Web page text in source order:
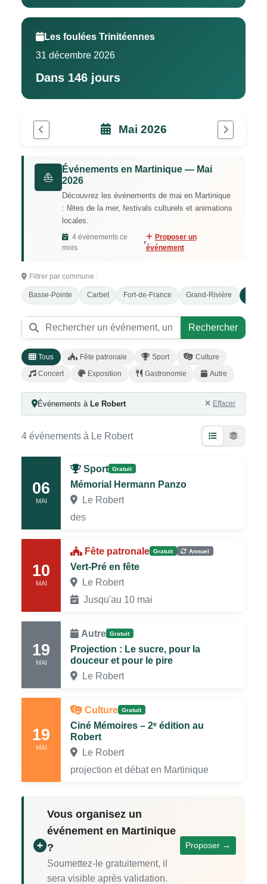
Les foulées Trinitéennes
31 décembre 2026
Dans 146 jours
Mai 2026
⛵
Événements en Martinique — Mai
2026
Découvrez les événements de mai en Martinique
: fêtes de la mer, festivals culturels et animations
locales.
4 événements ce
mois
•
Proposer un
événement
Filtrer par commune :
Basse-Pointe Carbet Fort-de-France Grand-Rivière
Rechercher
Tous Fête patronale Sport Culture
Concert Exposition Gastronomie Autre
Événements à Le Robert Effacer
4 événements à Le Robert
06
MAI
Sport Gratuit
Mémorial Hermann Panzo
Le Robert
des
10
MAI
Fête patronale Gratuit Annuel
Vert‑Pré en fête
Le Robert
Jusqu'au 10 mai
19
MAI
Autre Gratuit
Projection : Le sucre, pour la
douceur et pour le pire
Le Robert
19
MAI
Culture Gratuit
Ciné Mémoires – 2ᵉ édition au
Robert
Le Robert
projection et débat en Martinique
Vous organisez un
événement en Martinique
?
Soumettez-le gratuitement, il
sera visible après validation.
Proposer →